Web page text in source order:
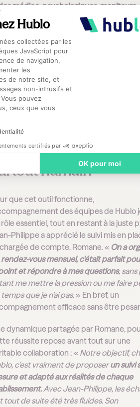
Hublo
Gestion du
collectées par les
JavaScript pour
de navigation,
les
de notre site, et
non-intrusifs et
pouvez
ceux que vous
certifiés par
OK pour moi
Axeptio consent
médico-psychologiques, moniteurs
veilleurs de nuit...) est très
les résidents. Loin de perturber leur
ces nouvelles rencontres
: «Les personnes qu'on
une capacité d'adaptation qui est hors
ils s'adaptent, et ils sont contents
ont de nouvelles personnes qui
à eux
accompagnement
mais
humain
que cet outil fonctionne,
des équipes de Hublo
essentiel, tout en restant à la juste
Philippe a apprécié le suivi mis en
de compte, Romane. « On a
vous mensuel, c’était parfait
et répondre à mes questions,
me mettre la pression ou me faire
que je n’ai pas.» En bref, un
efficace sans être
dynamique partagée par Romane,
réussite repose avant tout sur une
collaboration : « Notre objectif,
c'est vraiment de proposerun suivi
et adapté aux réalités de chaque
Avec Jean-Philippe, les
tout de suite été très fluides. Son